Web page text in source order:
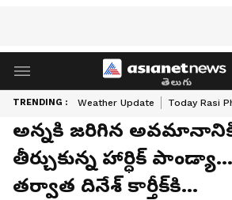
తెలుగు
TRENDING : Weather Update Today Rasi
అన్నకి జరిగిన అవమానానికి
తీర్చుకున్న హార్ధిక్
తర్వాత దినేశ్ కార్తీక్‌కి...